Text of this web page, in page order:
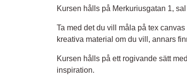
Kursen hålls på Merkuriusgatan 1,
Ta med det du vill måla på tex
kreativa material om du vill, annars
Kursen hålls på ett rogivande sätt
inspiration.